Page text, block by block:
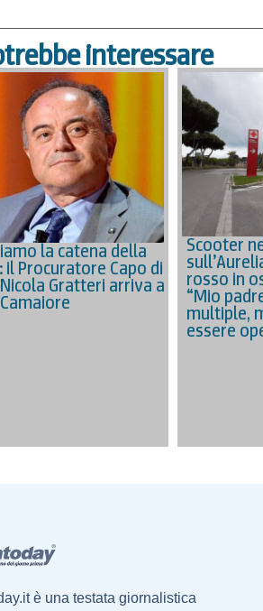
interessare
la catena della
il Procuratore Capo di
Gratteri arriva a
Scooter
rosso in
“Mio
multiple,
essere
è una testata giornalistica